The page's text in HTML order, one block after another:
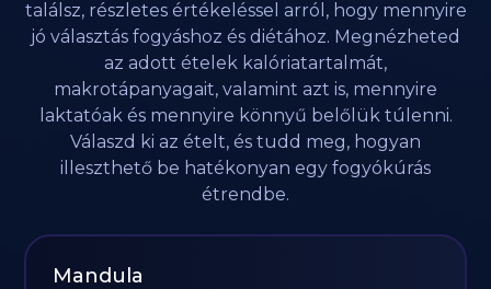
találsz, részletes értékeléssel arról, hogy mennyire
jó választás fogyáshoz és diétához. Megnézheted
az adott ételek kalóriatartalmát,
makrotápanyagait, valamint azt is, mennyire
laktatóak és mennyire könnyű belőlük túlenni.
Válaszd ki az ételt, és tudd meg, hogyan
illeszthető be hatékonyan egy fogyókúrás
étrendbe.
Mandula